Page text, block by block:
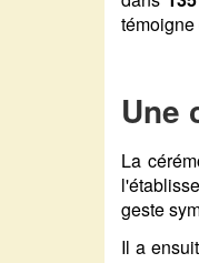
Une
La
geste
Il a